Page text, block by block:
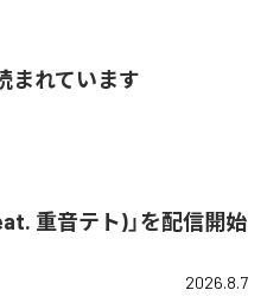
まれています
重音テト)」を配信開始
2026.8.7